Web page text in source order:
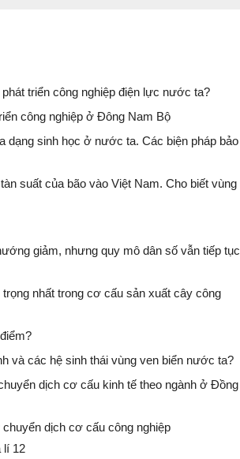
triển công nghiệp điện lực nước ta?
công nghiệp ở Đông Nam Bộ
dạng sinh học ở nước ta. Các biện pháp bảo
suất của bão vào Việt Nam. Cho biết vùng
giảm, nhưng quy mô dân số vẫn tiếp tục
nhất trong cơ cấu sản xuất cây công
và các hệ sinh thái vùng ven biển nước ta?
dịch cơ cấu kinh tế theo ngành ở Đồng
dịch cơ cấu công nghiệp
lí 12